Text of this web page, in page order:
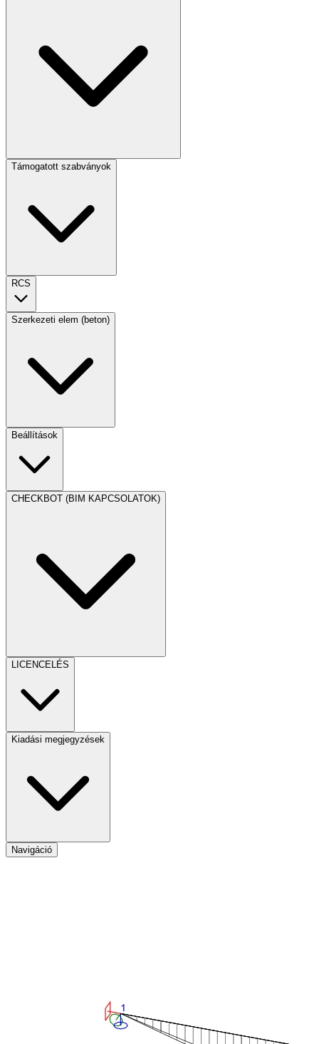
Támogatott szabványok
RCS
Szerkezeti elem (beton)
Beállítások
CHECKBOT (BIM KAPCSOLATOK)
LICENCELÉS
Kiadási megjegyzések
Navigáció